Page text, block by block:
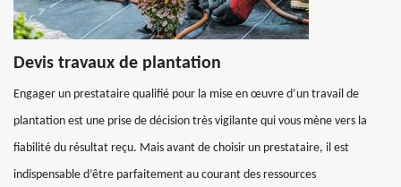
Devis travaux de plantation
Engager un prestataire qualifié pour la mise en œuvre d’un travail de
plantation est une prise de décision très vigilante qui vous mène vers la
fiabilité du résultat reçu. Mais avant de choisir un prestataire, il est
indispensable d’être parfaitement au courant des ressources